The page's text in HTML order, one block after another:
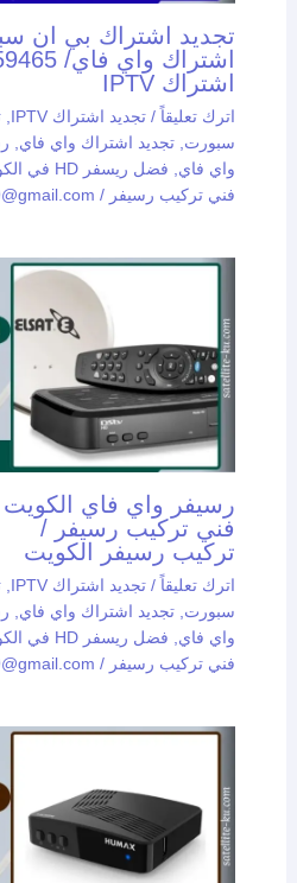
تجديد اشتراك بي ان
اشتراك IPTV
اترك تعليقاً / تجديد اشتراك IPTV ,
سبورت, تجديد اشتراك واي فاي,
واي فاي, فضل ريسفر HD في الكويت
فني تركيب رسيفر / By
فني تركيب رسيفر /
تركيب رسيفر الكويت
اترك تعليقاً / تجديد اشتراك IPTV
سبورت تجديد اشتراك واي فاي
واي فاي
فضل ريسفر HD في الكويت
فني تركيب رسيفر / By